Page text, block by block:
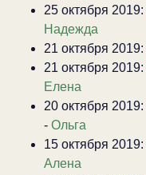
25 октября 2019:
Надежда
21 октября 2019:
21 октября 2019:
Елена
20 октября 2019:
- Ольга
15 октября 2019:
Алена